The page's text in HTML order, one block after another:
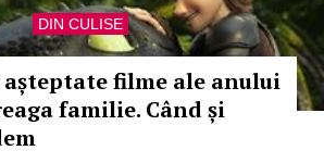
DIN CULISE
așteptate filme ale anului
familie. Când și